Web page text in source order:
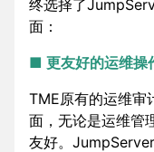
终选择了
面：
■ 更友好的运维操
TME原有的运维审
面，无论是运维管
友好。